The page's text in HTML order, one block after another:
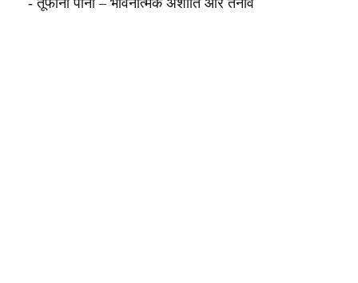
- तूफानी पानी – भावनात्मक अशांति और तनाव